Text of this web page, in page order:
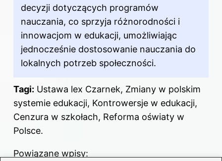
decyzji dotyczących programów
nauczania, co sprzyja różnorodności i
innowacjom w edukacji, umożliwiając
jednocześnie dostosowanie nauczania do
lokalnych potrzeb społeczności.
Tagi: Ustawa lex Czarnek, Zmiany w polskim
systemie edukacji, Kontrowersje w edukacji,
Cenzura w szkołach, Reforma oświaty w
Polsce.
Powiązane wpisy: